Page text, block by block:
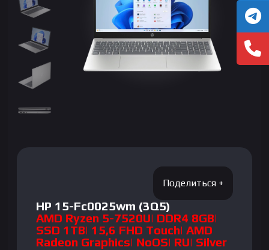
HP 15-Fc0025wm (3Q5)
AMD Ryzen 5-7520U| DDR4 8GB|
SSD 1TB| 15,6 FHD Touch| AMD
Radeon Graphics| NoOS| RU| Silver